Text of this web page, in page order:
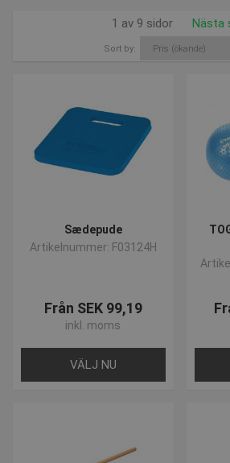
1 av 9 sidor Nästa
Sort by:
Sædepude
Artikelnummer: F03124H
Från SEK 99,19
inkl. moms
VÄLJ NU